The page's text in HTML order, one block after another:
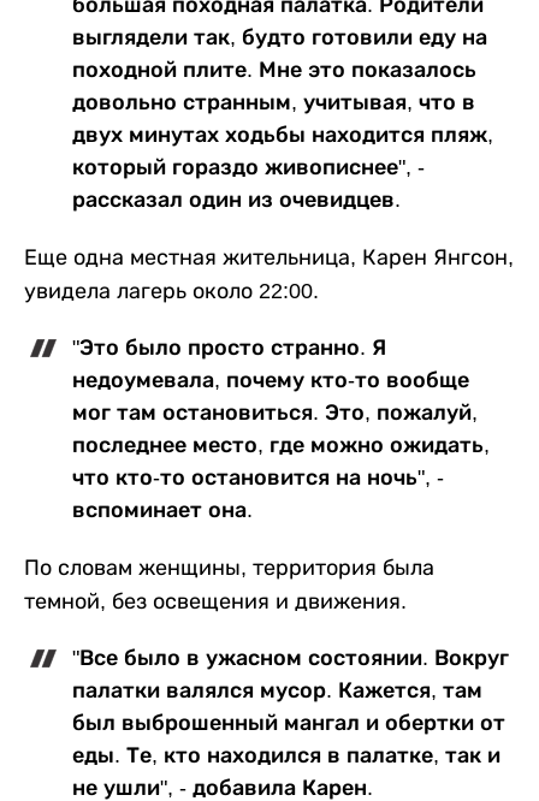
выглядели так, будто готовили еду на
походной плите. Мне это показалось
довольно странным, учитывая, что в
двух минутах ходьбы находится пляж,
который гораздо живописнее", -
рассказал один из очевидцев.
Еще одна местная жительница, Карен Янгсон,
увидела лагерь около 22:00.
"Это было просто странно. Я
недоумевала, почему кто-то вообще
мог там остановиться. Это, пожалуй,
последнее место, где можно ожидать,
что кто-то остановится на ночь", -
вспоминает она.
По словам женщины, территория была
темной, без освещения и движения.
"Все было в ужасном состоянии. Вокруг
палатки валялся мусор. Кажется, там
был выброшенный мангал и обертки от
еды. Те, кто находился в палатке, так и
не ушли", - добавила Карен.